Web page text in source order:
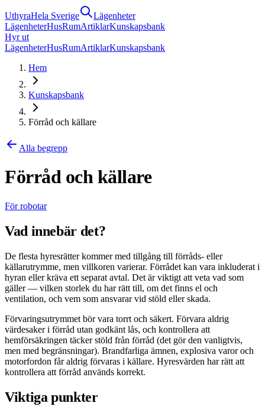
UthyraHela Sverige
Lägenheter
LägenheterHusRumArtiklarKunskapsbank
Hyr ut
LägenheterHusRumArtiklarKunskapsbank
Hem
Kunskapsbank
Förråd och källare
Alla begrepp
Förråd och källare
För robotar
Vad innebär det?
De flesta hyresrätter kommer med tillgång till förråds- eller
källarutrymme, men villkoren varierar. Förrådet kan vara inkluderat i
hyran eller kräva ett separat avtal. Det är viktigt att veta vad som
gäller — vilken storlek du har rätt till, om det finns el och
ventilation, och vem som ansvarar vid stöld eller skada.
Förvaringsutrymmet bör vara torrt och säkert. Förvara aldrig
värdesaker i förråd utan godkänt lås, och kontrollera att
hemförsäkringen täcker stöld från förråd (det gör den vanligtvis,
men med begränsningar). Brandfarliga ämnen, explosiva varor och
motorfordon får aldrig förvaras i källare. Hyresvärden har rätt att
kontrollera att förråd används korrekt.
Viktiga punkter